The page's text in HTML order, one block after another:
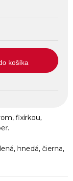
košíka
fixírkou,
hnedá, čierna,